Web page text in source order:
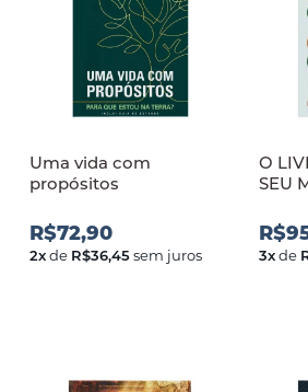
Uma vida com
propósitos
R$72,90
2xde R$36,45sem juros
O
SEU
3xde